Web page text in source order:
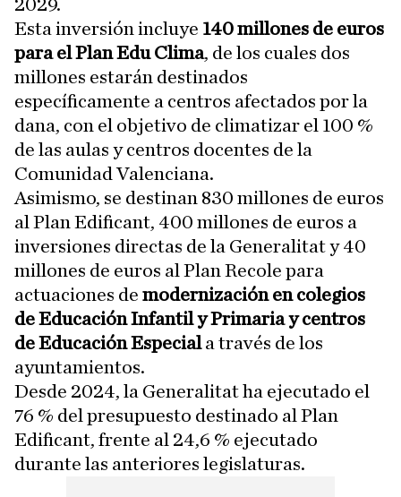
2029.
Esta inversión incluye 140 millones de euros
para el Plan Edu Clima, de los cuales dos
millones estarán destinados
específicamente a centros afectados por la
dana, con el objetivo de climatizar el 100 %
de las aulas y centros docentes de la
Comunidad Valenciana.
Asimismo, se destinan 830 millones de euros
al Plan Edificant, 400 millones de euros a
inversiones directas de la Generalitat y 40
millones de euros al Plan Recole para
actuaciones de modernización en colegios
de Educación Infantil y Primaria y centros
de Educación Especiala través de los
ayuntamientos.
Desde 2024, la Generalitat ha ejecutado el
76 % del presupuesto destinado al Plan
Edificant, frente al 24,6 % ejecutado
durante las anteriores legislaturas.